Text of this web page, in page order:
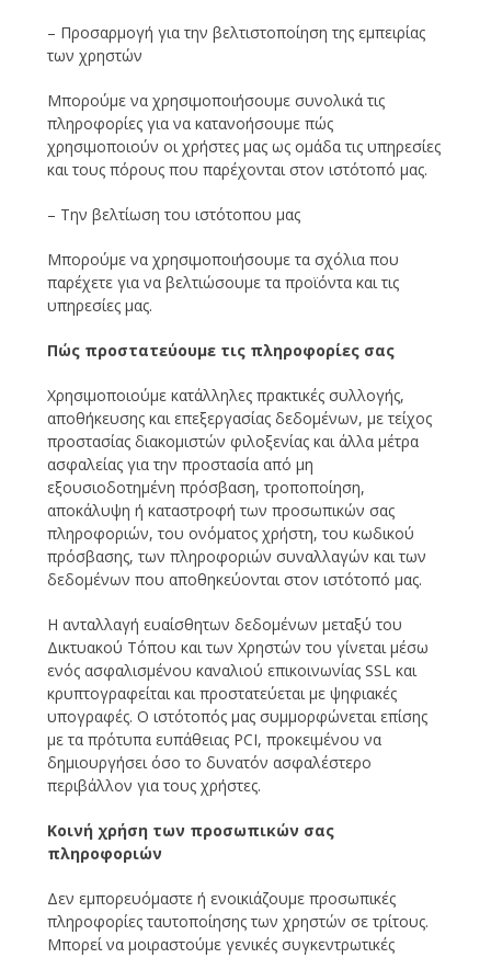
– Προσαρμογή για την βελτιστοποίηση της εμπειρίας
των χρηστών
Μπορούμε να χρησιμοποιήσουμε συνολικά τις
πληροφορίες για να κατανοήσουμε πώς
χρησιμοποιούν οι χρήστες μας ως ομάδα τις υπηρεσίες
και τους πόρους που παρέχονται στον ιστότοπό μας.
– Την βελτίωση του ιστότοπου μας
Μπορούμε να χρησιμοποιήσουμε τα σχόλια που
παρέχετε για να βελτιώσουμε τα προϊόντα και τις
υπηρεσίες μας.
Πώς προστατεύουμε τις πληροφορίες σας
Χρησιμοποιούμε κατάλληλες πρακτικές συλλογής,
αποθήκευσης και επεξεργασίας δεδομένων, με τείχος
προστασίας διακομιστών φιλοξενίας και άλλα μέτρα
ασφαλείας για την προστασία από μη
εξουσιοδοτημένη πρόσβαση, τροποποίηση,
αποκάλυψη ή καταστροφή των προσωπικών σας
πληροφοριών, του ονόματος χρήστη, του κωδικού
πρόσβασης, των πληροφοριών συναλλαγών και των
δεδομένων που αποθηκεύονται στον ιστότοπό μας.
Η ανταλλαγή ευαίσθητων δεδομένων μεταξύ του
Δικτυακού Τόπου και των Χρηστών του γίνεται μέσω
ενός ασφαλισμένου καναλιού επικοινωνίας SSL και
κρυπτογραφείται και προστατεύεται με ψηφιακές
υπογραφές. Ο ιστότοπός μας συμμορφώνεται επίσης
με τα πρότυπα ευπάθειας PCI, προκειμένου να
δημιουργήσει όσο το δυνατόν ασφαλέστερο
περιβάλλον για τους χρήστες.
Κοινή χρήση των προσωπικών σας
πληροφοριών
Δεν εμπορευόμαστε ή ενοικιάζουμε προσωπικές
πληροφορίες ταυτοποίησης των χρηστών σε τρίτους.
Μπορεί να μοιραστούμε γενικές συγκεντρωτικές